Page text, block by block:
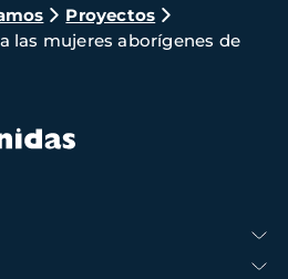
Proyectos
las mujeres aborígenes de